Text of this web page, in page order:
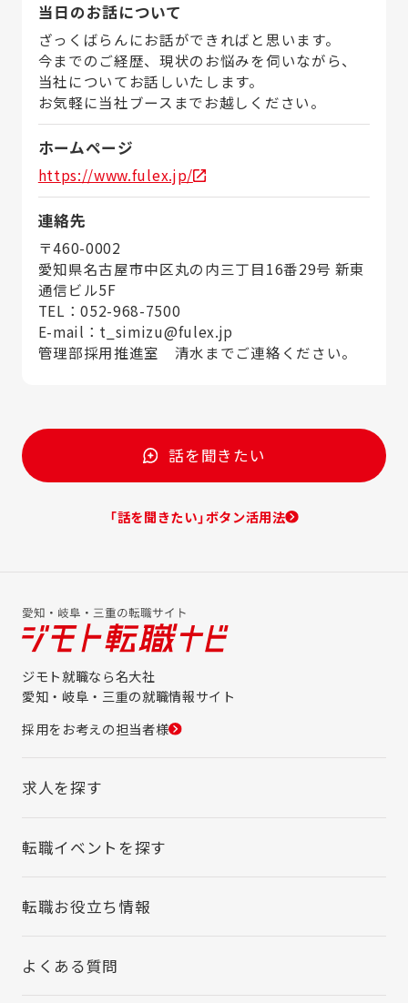
当日のお話について
ざっくばらんにお話ができればと思います。
今までのご経歴、現状のお悩みを伺いながら、
当社についてお話しいたします。
お気軽に当社ブースまでお越しください。
ホームページ
https://www.fulex.jp/
連絡先
〒460-0002
愛知県名古屋市中区丸の内三丁目16番29号 新東
通信ビル5F
TEL：052-968-7500
E-mail：t_simizu@fulex.jp
管理部採用推進室 清水までご連絡ください。
話を聞きたい
「話を聞きたい」ボタン活用法
ジモト就職なら名大社
愛知・岐阜・三重の就職情報サイト
採用をお考えの担当者様
求人を探す
転職イベントを探す
転職お役立ち情報
よくある質問